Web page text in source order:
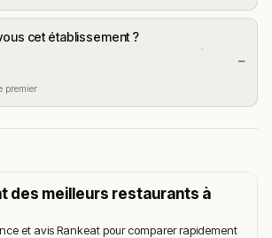
cet établissement ?
premier
—
des meilleurs restaurants à
et avis Rankeat pour comparer rapidement